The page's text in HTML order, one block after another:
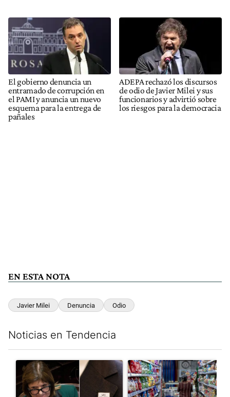
El gobierno denuncia un
entramado de corrupción en
el PAMI y anuncia un nuevo
esquema para la entrega de
pañales
ADEPA rechazó los discursos
de odio de Javier Milei y sus
funcionarios y advirtió sobre
los riesgos para la democracia
EN ESTA NOTA
Javier Milei Denuncia Odio
Noticias en Tendencia
Un artículo de tendencia con el título ""¿Por qué
Un artículo de tendencia con